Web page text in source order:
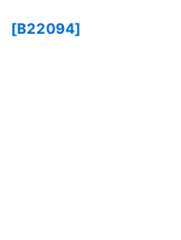
[B22094]